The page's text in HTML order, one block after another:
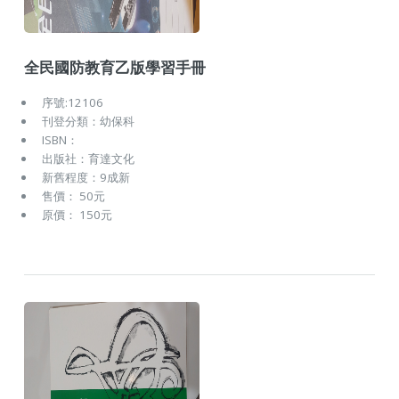
全民國防教育乙版學習手冊
序號:12106
刊登分類：幼保科
ISBN：
出版社：育達文化
新舊程度：9成新
售價： 50元
原價： 150元